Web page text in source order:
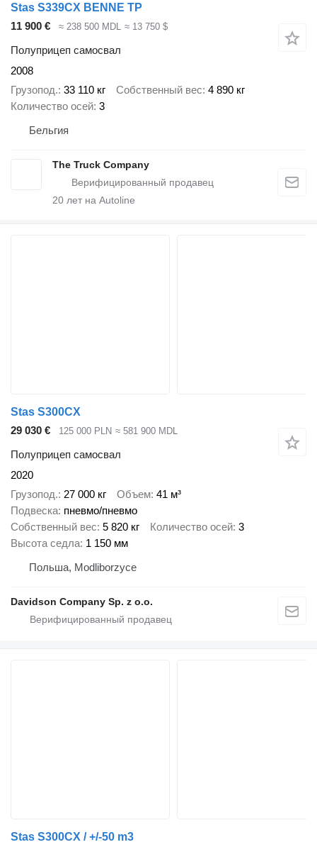
Stas S339CX BENNE TP
11 900 €
≈ 238 500 MDL ≈ 13 750 $
Полуприцеп самосвал
2008
Грузопод. 33 110 кг Собственный вес 4 890 кг
Количество осей 3
Бельгия
The Truck Company
20 лет на Autoline
Stas S300CX
29 030 €
125 000 PLN ≈ 581 900 MDL
Полуприцеп самосвал
2020
Грузопод. 27 000 кг Объем 41 м³
Подвеска пневмо/пневмо
Собственный вес 5 820 кг Количество осей 3
Высота седла 1 150 мм
Польша, Modliborzyce
Davidson Company Sp. z o.o.
Stas S300CX / +/-50 m3